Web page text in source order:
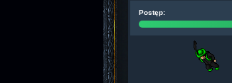
Postęp: